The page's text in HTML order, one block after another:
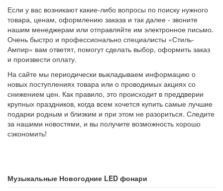
Музыкальные Новогодние LED фонари
Если у вас возникают какие-либо вопросы по поиску нужного
товара, ценам, оформлению заказа и так далее - звоните
нашим менеджерам или отправляйте им электронное письмо.
Очень быстро и профессионально специалисты «Стиль-
Ампир» вам ответят, помогут сделать выбор, оформить заказ
и произвести оплату.
На сайте мы периодически выкладываем информацию о
новых поступлениях товара или о проводимых акциях со
снижением цен. Как правило, это происходит в преддверии
крупных праздников, когда всем хочется купить самые лучшие
подарки родным и близким и при этом не разориться. Следите
за нашими новостями, и вы получите возможность хорошо
сэкономить!